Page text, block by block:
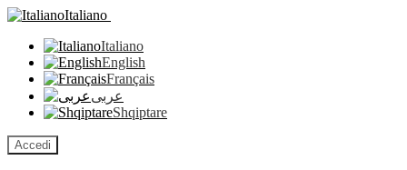
Italiano
Italiano
English
Français
عربى
Shqiptare
Accedi